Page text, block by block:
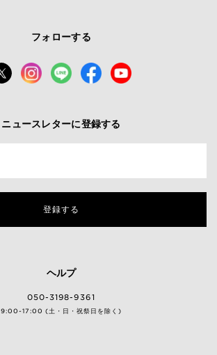
フォローする
ニュースレターに登録する
登録する
ヘルプ
050-3198-9361
9:00-17:00 (土・日・祝祭日を除く)